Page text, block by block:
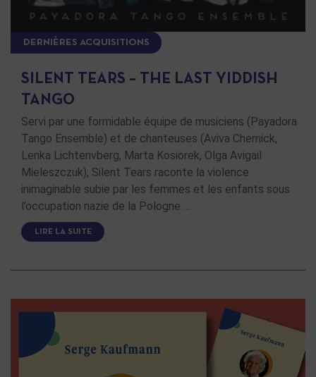
DERNIÈRES ACQUISITIONS
SILENT TEARS – THE LAST YIDDISH
TANGO
Servi par une formidable équipe de musiciens (Payadora
Tango Ensemble) et de chanteuses (Aviva Chernick,
Lenka Lichtenvberg, Marta Kosiorek, Olga Avigail
Mieleszczuk), Silent Tears raconte la violence
inimaginable subie par les femmes et les enfants sous
l’occupation nazie de la Pologne …
LIRE LA SUITE